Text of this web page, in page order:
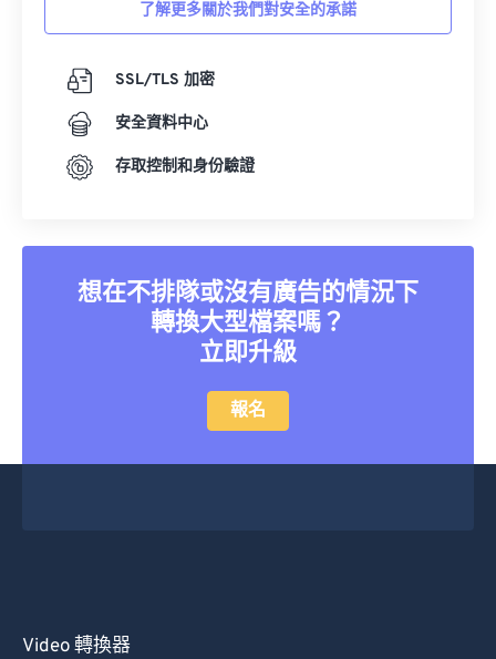
了解更多關於我們對安全的承諾
SSL/TLS 加密
安全資料中心
存取控制和身份驗證
想在不排隊或沒有廣告的情況下
轉換大型檔案嗎？
立即升級
報名
Video 轉換器